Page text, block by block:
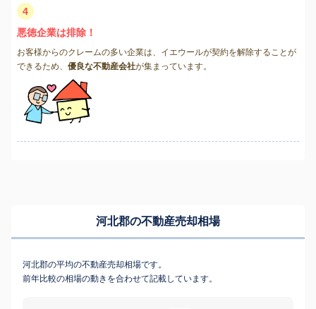
4
悪徳企業は排除！
お客様からのクレームの多い企業は、イエウールが契約を解除することが
できるため、 優良な不動産会社が集まっています。
河北郡の不動産売却相場
河北郡の平均の不動産売却相場です。
前年比較の相場の動きを合わせて記載しています。